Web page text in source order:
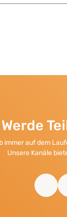
Werde
immer auf dem
Unsere Kanäle